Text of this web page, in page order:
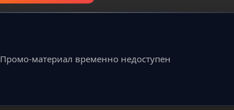
Промо-материал временно недоступен